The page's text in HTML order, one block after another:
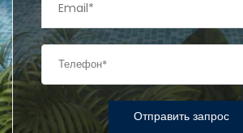
Отправить запрос